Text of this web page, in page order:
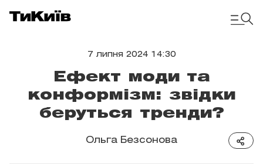
7 липня 2024 14:30
Ефект моди та
конформізм: звідки
беруться тренди?
Ольга Безсонова